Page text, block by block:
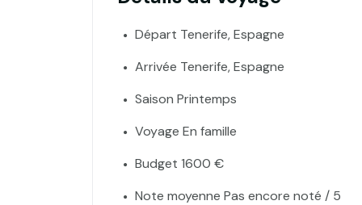
Départ Tenerife, Espagne
Arrivée Tenerife, Espagne
Saison Printemps
Voyage En famille
Budget 1600 €
Note moyenne Pas encore noté / 5